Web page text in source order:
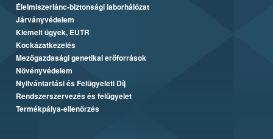
Élelmiszerlánc-biztonsági laborhálózat
Járványvédelem
Kiemelt ügyek, EUTR
Kockázatkezelés
Mezőgazdasági genetikai erőforrások
Növényvédelem
Nyilvántartási és Felügyeleti Díj
Rendszerszervezés és felügyelet
Termékpálya-ellenőrzés